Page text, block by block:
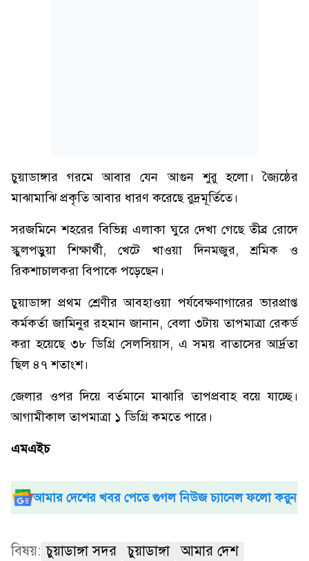
চুয়াডাঙ্গার গরমে আবার যেন আগুন শুরু হলো। জ্যৈষ্ঠের
মাঝামাঝি প্রকৃতি আবার ধারণ করেছে রুদ্রমূর্তিতে।
সরজমিনে শহরের বিভিন্ন এলাকা ঘুরে দেখা গেছে তীব্র রোদে
স্কুলপড়ুয়া শিক্ষার্থী, খেটে খাওয়া দিনমজুর, শ্রমিক ও
রিকশাচালকরা বিপাকে পড়েছেন।
চুয়াডাঙ্গা প্রথম শ্রেণীর আবহাওয়া পর্যবেক্ষণাগারের ভারপ্রাপ্ত
কর্মকর্তা জামিনুর রহমান জানান, বেলা ৩টায় তাপমাত্রা রেকর্ড
করা হয়েছে ৩৮ ডিগ্রি সেলসিয়াস, এ সময় বাতাসের আর্দ্রতা
ছিল ৪৭ শতাংশ।
জেলার ওপর দিয়ে বর্তমানে মাঝারি তাপপ্রবাহ বয়ে যাচ্ছে।
আগামীকাল তাপমাত্রা ১ ডিগ্রি কমতে পারে।
এমএইচ
আমার দেশের খবর পেতে গুগল নিউজ চ্যানেল ফলো করুন
বিষয়: চুয়াডাঙ্গা সদর চুয়াডাঙ্গা আমার দেশ